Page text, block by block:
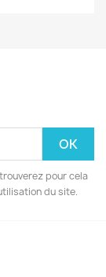
pour cela
du site.